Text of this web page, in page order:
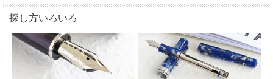
探し方いろいろ